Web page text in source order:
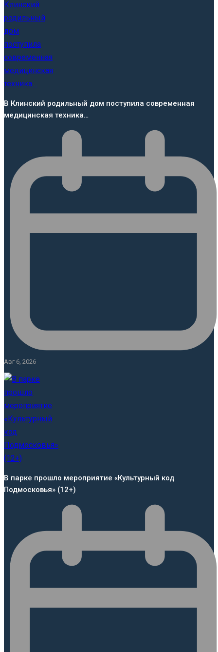
В Клинский родильный дом поступила современная
медицинская техника…
Авг 6, 2026
В парке прошло мероприятие «Культурный код
Подмосковья» (12+)